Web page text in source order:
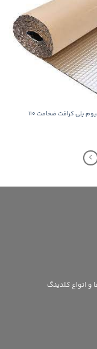
فویل آلومینیوم پلی کرافت ضخامت 110
انواع کلدینگ